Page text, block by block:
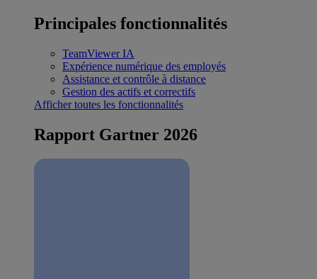
Principales fonctionnalités
TeamViewer IA
Expérience numérique des employés
Assistance et contrôle à distance
Gestion des actifs et correctifs
Afficher toutes les fonctionnalités
Rapport Gartner 2026